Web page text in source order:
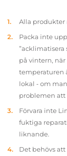
Alla produkter
Packa inte
på vintern,
temperaturen
lokal - om
problemen att
Förvara inte
fuktiga
liknande.
Det behövs